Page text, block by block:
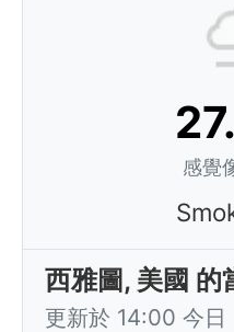
感覺
西雅圖, 美國 的
更新於 14:00 今日